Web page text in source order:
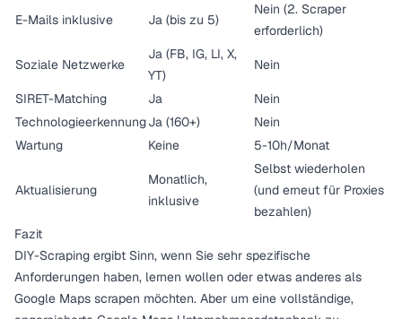
E-Mails inklusive Ja (bis zu 5)
Nein (2. Scraper
erforderlich)
Soziale Netzwerke
Ja (FB, IG, LI, X,
YT)
Nein
SIRET-Matching Ja
Nein
TechnologieerkennungJa (160+)
Nein
Wartung
Keine 5-10h/Monat
Aktualisierung
Monatlich,
inklusive
Selbst wiederholen
(und erneut für Proxies
bezahlen)
Fazit
DIY-Scraping ergibt Sinn, wenn Sie sehr spezifische
Anforderungen haben, lernen wollen oder etwas anderes als
Google Maps scrapen möchten. Aber um eine vollständige,